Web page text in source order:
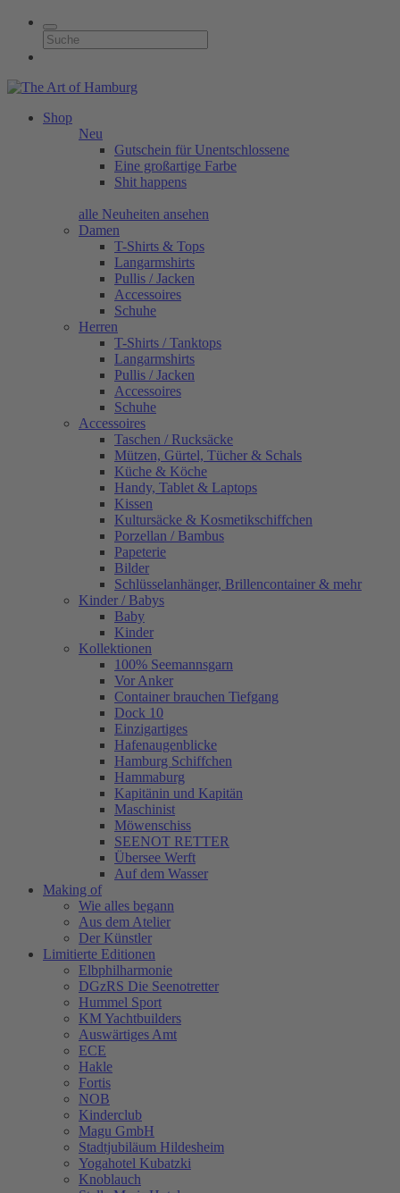
Shop
Neu
Gutschein für Unentschlossene
Eine großartige Farbe
Shit happens
alle Neuheiten ansehen
Damen
T-Shirts & Tops
Langarmshirts
Pullis / Jacken
Accessoires
Schuhe
Herren
T-Shirts / Tanktops
Langarmshirts
Pullis / Jacken
Accessoires
Schuhe
Accessoires
Taschen / Rucksäcke
Mützen, Gürtel, Tücher & Schals
Küche & Köche
Handy, Tablet & Laptops
Kissen
Kultursäcke & Kosmetikschiffchen
Porzellan / Bambus
Papeterie
Bilder
Schlüsselanhänger, Brillencontainer & mehr
Kinder / Babys
Baby
Kinder
Kollektionen
100% Seemannsgarn
Vor Anker
Container brauchen Tiefgang
Dock 10
Einzigartiges
Hafenaugen­blicke
Hamburg Schiffchen
Hammaburg
Kapitänin und Kapitän
Maschinist
Möwenschiss
SEENOT RETTER
Übersee Werft
Auf dem Wasser
Making of
Wie alles begann
Aus dem Atelier
Der Künstler
Limitierte Editionen
Elbphilharmonie
DGzRS Die Seenotretter
Hummel Sport
KM Yachtbuilders
Auswärtiges Amt
ECE
Hakle
Fortis
NOB
Kinderclub
Magu GmbH
Stadtjubiläum Hildesheim
Yogahotel Kubatzki
Knoblauch